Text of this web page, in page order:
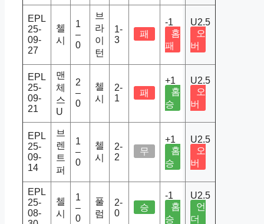
EPL
25-
09-
27
첼
시
1
–
0
브
라
이
턴
1-
3
패
-1
홈
패
U2.5
오
버
EPL
25-
09-
21
맨
체
스
U
2
–
0
첼
시
2-
1
패
+1
홈
승
U2.5
오
버
EPL
25-
09-
14
브
렌
트
퍼
1
–
0
첼
시
2-
2
무
+1
홈
승
U2.5
오
버
EPL
25-
08-
첼
시
1
–
0
풀
럼
2-
0
승
-1
홈
승
U2.5
언
더